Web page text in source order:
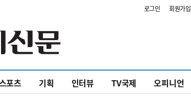
로그인 회원가입
포츠 기획 인터뷰 TV국제 오피니언